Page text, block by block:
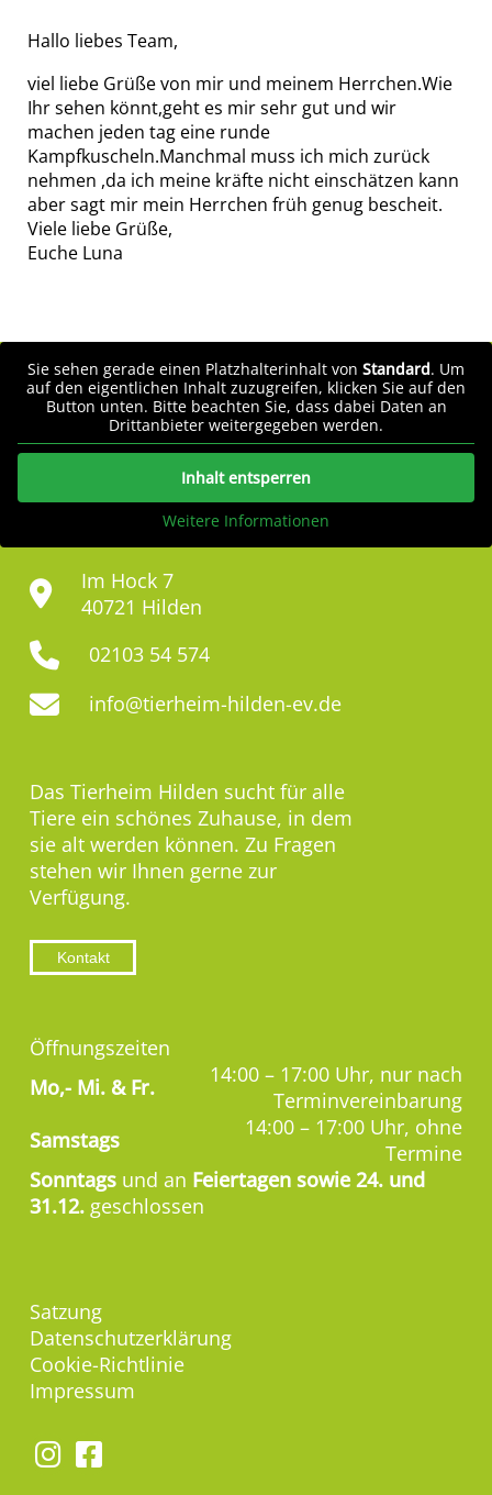
Hallo liebes Team,
viel liebe Grüße von mir und meinem Herrchen.Wie
Ihr sehen könnt,geht es mir sehr gut und wir
machen jeden tag eine runde
Kampfkuscheln.Manchmal muss ich mich zurück
nehmen ,da ich meine kräfte nicht einschätzen kann
aber sagt mir mein Herrchen früh genug bescheit.
Viele liebe Grüße,
Euche Luna
Sie sehen gerade einen Platzhalterinhalt von Standard. Um
auf den eigentlichen Inhalt zuzugreifen, klicken Sie auf den
Button unten. Bitte beachten Sie, dass dabei Daten an
Drittanbieter weitergegeben werden.
Inhalt entsperren
Weitere Informationen
Im Hock 7
40721 Hilden
02103 54 574
info@tierheim-hilden-ev.de
Das Tierheim Hilden sucht für alle
Tiere ein schönes Zuhause, in dem
sie alt werden können. Zu Fragen
stehen wir Ihnen gerne zur
Verfügung.
Kontakt
Öffnungszeiten
Mo,- Mi. & Fr.
14:00 – 17:00 Uhr, nur nach
Terminvereinbarung
Samstags
14:00 – 17:00 Uhr, ohne
Termine
Sonntags und an Feiertagen sowie 24. und
31.12. geschlossen
Satzung
Datenschutzerklärung
Cookie-Richtlinie
Impressum